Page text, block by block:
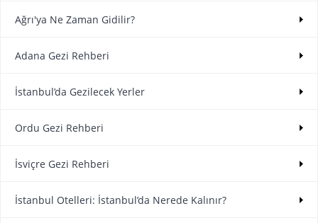
Ağrı'ya Ne Zaman Gidilir?
Adana Gezi Rehberi
İstanbul’da Gezilecek Yerler
Ordu Gezi Rehberi
İsviçre Gezi Rehberi
İstanbul Otelleri: İstanbul’da Nerede Kalınır?